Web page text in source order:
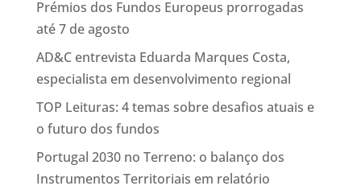
Prémios dos Fundos Europeus prorrogadas
até 7 de agosto
AD&C entrevista Eduarda Marques Costa,
especialista em desenvolvimento regional
TOP Leituras: 4 temas sobre desafios atuais e
o futuro dos fundos
Portugal 2030 no Terreno: o balanço dos
Instrumentos Territoriais em relatório